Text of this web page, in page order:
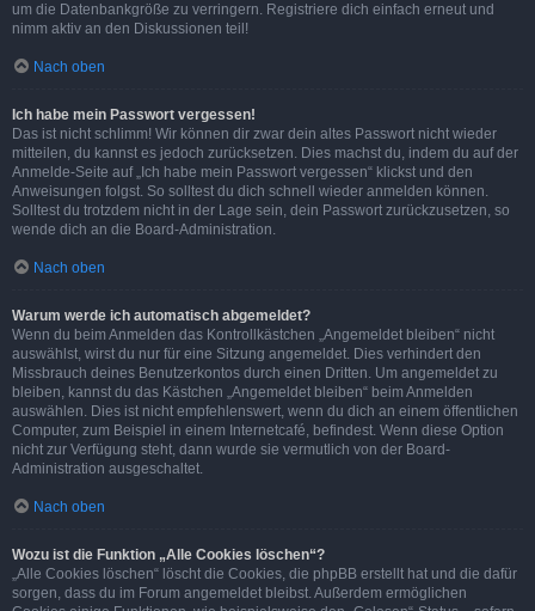
um die Datenbankgröße zu verringern. Registriere dich einfach erneut und
nimm aktiv an den Diskussionen teil!
Nach oben
Ich habe mein Passwort vergessen!
Das ist nicht schlimm! Wir können dir zwar dein altes Passwort nicht wieder
mitteilen, du kannst es jedoch zurücksetzen. Dies machst du, indem du auf der
Anmelde-Seite auf „Ich habe mein Passwort vergessen“ klickst und den
Anweisungen folgst. So solltest du dich schnell wieder anmelden können.
Solltest du trotzdem nicht in der Lage sein, dein Passwort zurückzusetzen, so
wende dich an die Board-Administration.
Nach oben
Warum werde ich automatisch abgemeldet?
Wenn du beim Anmelden das Kontrollkästchen „Angemeldet bleiben“ nicht
auswählst, wirst du nur für eine Sitzung angemeldet. Dies verhindert den
Missbrauch deines Benutzerkontos durch einen Dritten. Um angemeldet zu
bleiben, kannst du das Kästchen „Angemeldet bleiben“ beim Anmelden
auswählen. Dies ist nicht empfehlenswert, wenn du dich an einem öffentlichen
Computer, zum Beispiel in einem Internetcafé, befindest. Wenn diese Option
nicht zur Verfügung steht, dann wurde sie vermutlich von der Board-
Administration ausgeschaltet.
Nach oben
Wozu ist die Funktion „Alle Cookies löschen“?
„Alle Cookies löschen“ löscht die Cookies, die phpBB erstellt hat und die dafür
sorgen, dass du im Forum angemeldet bleibst. Außerdem ermöglichen